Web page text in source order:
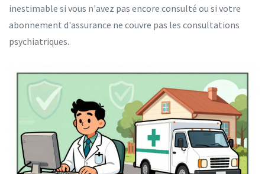
inestimable si vous n'avez pas encore consulté ou si votre
abonnement d'assurance ne couvre pas les consultations
psychiatriques.